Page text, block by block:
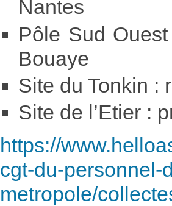
Nantes
Pôle Sud
Bouaye
Site du Tonkin :
Site de l’Etier :
https://
cgt-du-personnel-
metropole/